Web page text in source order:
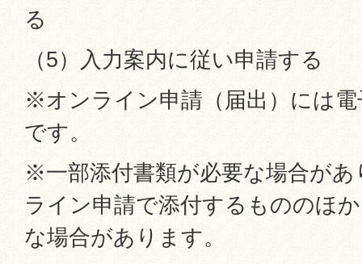
る
（5）入力案内に従い申請する
※オンライン申請（届出）には
です。
※一部添付書類が必要な場合が
ライン申請で添付するもののほ
な場合があります。